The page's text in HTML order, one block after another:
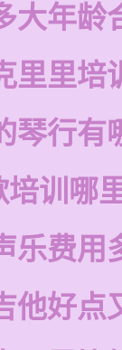
大年龄
里里培
琴行有
训哪
乐费用
他好点